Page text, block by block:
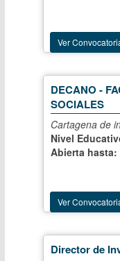
Ver
DECANO -
SOCIALES
Cartagena de
Nivel
Abierta hasta:
Ver
Director de